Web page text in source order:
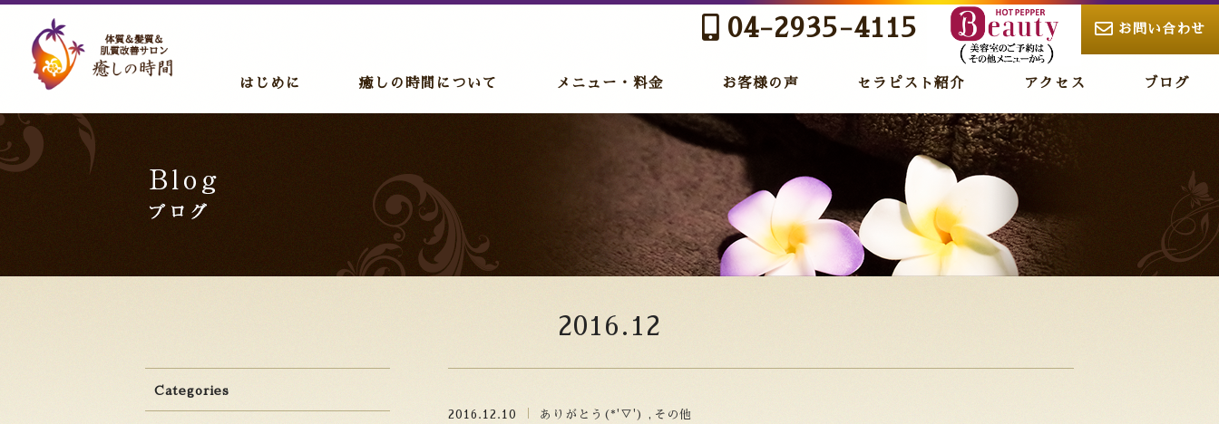
はじめに 癒しの時間について メニュー・料金 お客様の声 セラピスト紹介 アクセス ブログ
04-2935-4115 お問い合わせ
2016.12
2016.12.10 ありがとう(*'▽') その他
Categories